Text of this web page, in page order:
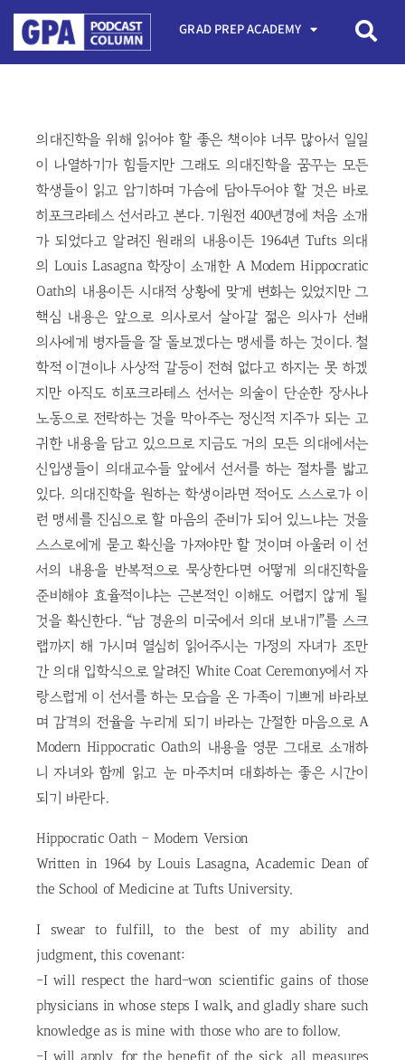
GRAD PREP ACADEMY
의대진학을 위해 읽어야 할 좋은 책이야 너무 많아서 일일
이 나열하기가 힘들지만 그래도 의대진학을 꿈꾸는 모든
학생들이 읽고 암기하며 가슴에 담아두어야 할 것은 바로
히포크라테스 선서라고 본다. 기원전 400년경에 처음 소개
가 되었다고 알려진 원래의 내용이든 1964년 Tufts 의대
의 Louis Lasagna 학장이 소개한 A Modern Hippocratic
Oath의 내용이든 시대적 상황에 맞게 변화는 있었지만 그
핵심 내용은 앞으로 의사로서 살아갈 젊은 의사가 선배
의사에게 병자들을 잘 돌보겠다는 맹세를 하는 것이다. 철
학적 이견이나 사상적 갈등이 전혀 없다고 하지는 못 하겠
지만 아직도 히포크라테스 선서는 의술이 단순한 장사나
노동으로 전락하는 것을 막아주는 정신적 지주가 되는 고
귀한 내용을 담고 있으므로 지금도 거의 모든 의대에서는
신입생들이 의대교수들 앞에서 선서를 하는 절차를 밟고
있다. 의대진학을 원하는 학생이라면 적어도 스스로가 이
런 맹세를 진심으로 할 마음의 준비가 되어 있느냐는 것을
스스로에게 묻고 확신을 가져야만 할 것이며 아울러 이 선
서의 내용을 반복적으로 묵상한다면 어떻게 의대진학을
준비해야 효율적이냐는 근본적인 이해도 어렵지 않게 될
것을 확신한다. “남 경윤의 미국에서 의대 보내기”를 스크
랩까지 해 가시며 열심히 읽어주시는 가정의 자녀가 조만
간 의대 입학식으로 알려진 White Coat Ceremony에서 자
랑스럽게 이 선서를 하는 모습을 온 가족이 기쁘게 바라보
며 감격의 전율을 누리게 되기 바라는 간절한 마음으로 A
Modern Hippocratic Oath의 내용을 영문 그대로 소개하
니 자녀와 함께 읽고 눈 마주치며 대화하는 좋은 시간이
되기 바란다.
Hippocratic Oath – Modern Version
Written in 1964 by Louis Lasagna, Academic Dean of
the School of Medicine at Tufts University.
I swear to fulfill, to the best of my ability and
judgment, this covenant:
-I will respect the hard-won scientific gains of those
physicians in whose steps I walk, and gladly share such
knowledge as is mine with those who are to follow.
-I will apply, for the benefit of the sick, all measures